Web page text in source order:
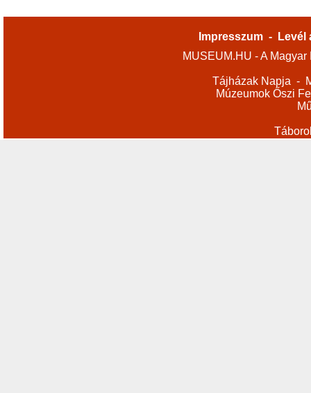
Impresszum -
Levél
MUSEUM.HU - A
Tájházak Napja -
Múzeumok Őszi